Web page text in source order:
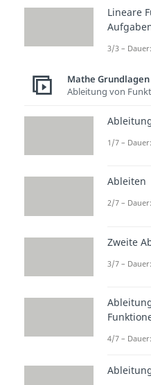
im
und
dass die
negativ
gibt es
Am
Lineare
3/3 –
Mathe Grundlagen
Ableitung von
1/7 –
Ableiten
2/7 –
Zweite
3/7 –
4/7 –